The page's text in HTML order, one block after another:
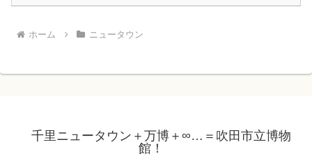
ホーム ニュータウン
千里ニュータウン＋万博＋∞…＝吹田市立博物
館！